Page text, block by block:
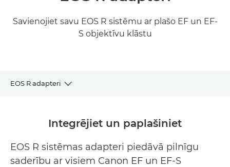
Savienojiet savu EOS R sistēmu ar plašo EF un EF-
S objektīvu klāstu
EOS R adapteri
Drop-In Filter Mount Adapter EF-EOS R
Integrējiet un paplašiniet
EOS R sistēmas adapteri piedāvā pilnīgu
saderību ar visiem Canon EF un EF-S